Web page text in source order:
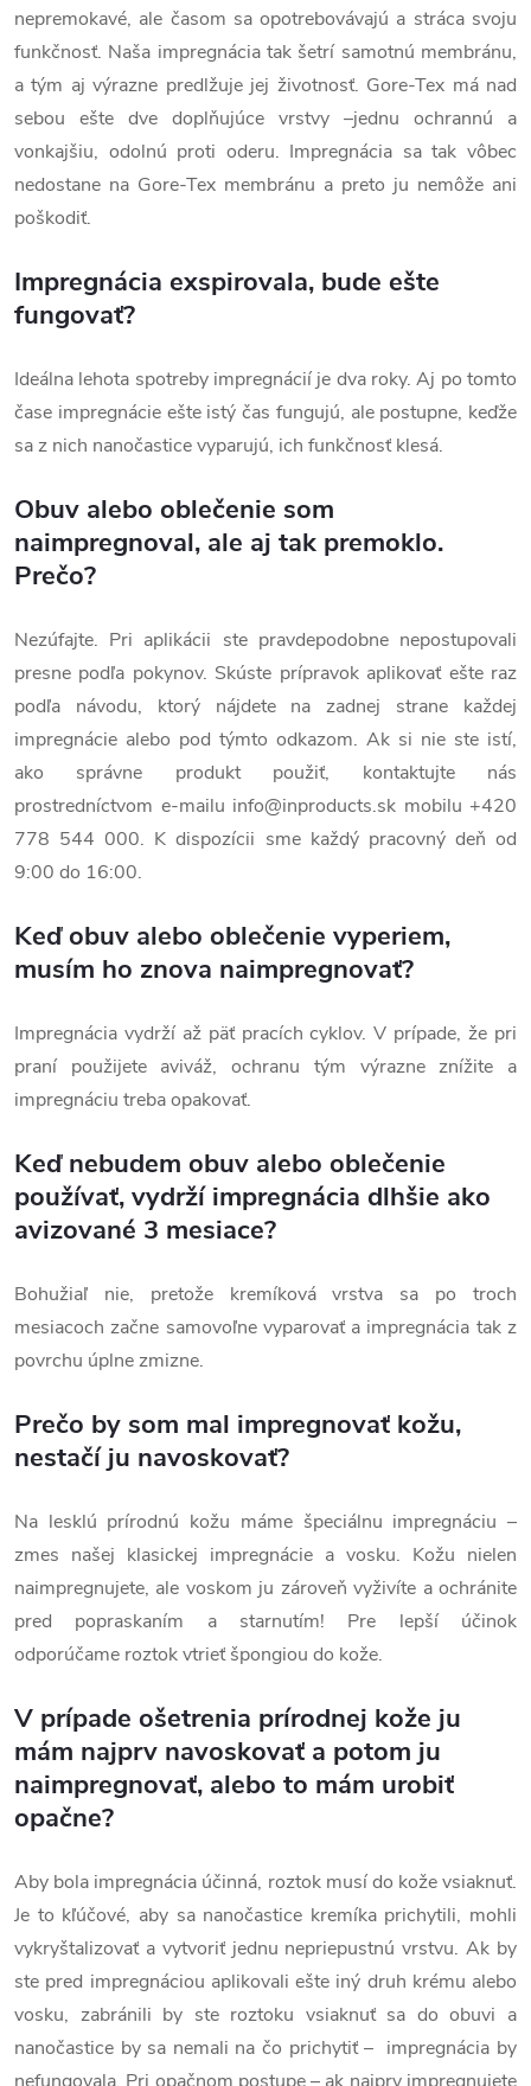
nepremokavé, ale časom sa opotrebovávajú a stráca svoju
funkčnosť. Naša impregnácia tak šetrí samotnú membránu,
a tým aj výrazne predlžuje jej životnosť. Gore-Tex má nad
sebou ešte dve doplňujúce vrstvy –jednu ochrannú a
vonkajšiu, odolnú proti oderu. Impregnácia sa tak vôbec
nedostane na Gore-Tex membránu a preto ju nemôže ani
poškodiť.
Impregnácia exspirovala, bude ešte
fungovať?
Ideálna lehota spotreby impregnácií je dva roky. Aj po tomto
čase impregnácie ešte istý čas fungujú, ale postupne, keďže
sa z nich nanočastice vyparujú, ich funkčnosť klesá.
Obuv alebo oblečenie som
naimpregnoval, ale aj tak premoklo.
Prečo?
Nezúfajte. Pri aplikácii ste pravdepodobne nepostupovali
presne podľa pokynov. Skúste prípravok aplikovať ešte raz
podľa návodu, ktorý nájdete na zadnej strane každej
impregnácie alebo pod týmto odkazom. Ak si nie ste istí,
ako správne produkt použiť, kontaktujte nás
prostredníctvom e-mailu info@inproducts.sk mobilu +420
778 544 000. K dispozícii sme každý pracovný deň od
9:00 do 16:00.
Keď obuv alebo oblečenie vyperiem,
musím ho znova naimpregnovať?
Impregnácia vydrží až päť pracích cyklov. V prípade, že pri
praní použijete aviváž, ochranu tým výrazne znížite a
impregnáciu treba opakovať.
Keď nebudem obuv alebo oblečenie
používať, vydrží impregnácia dlhšie ako
avizované 3 mesiace?
Bohužiaľ nie, pretože kremíková vrstva sa po troch
mesiacoch začne samovoľne vyparovať a impregnácia tak z
povrchu úplne zmizne.
Prečo by som mal impregnovať kožu,
nestačí ju navoskovať?
Na lesklú prírodnú kožu máme špeciálnu impregnáciu –
zmes našej klasickej impregnácie a vosku. Kožu nielen
naimpregnujete, ale voskom ju zároveň vyživíte a ochránite
pred popraskaním a starnutím! Pre lepší účinok
odporúčame roztok vtrieť špongiou do kože.
V prípade ošetrenia prírodnej kože ju
mám najprv navoskovať a potom ju
naimpregnovať, alebo to mám urobiť
opačne?
Aby bola impregnácia účinná, roztok musí do kože vsiaknuť.
Je to kľúčové, aby sa nanočastice kremíka prichytili, mohli
vykryštalizovať a vytvoriť jednu nepriepustnú vrstvu. Ak by
ste pred impregnáciou aplikovali ešte iný druh krému alebo
vosku, zabránili by ste roztoku vsiaknuť sa do obuvi a
nanočastice by sa nemali na čo prichytiť – impregnácia by